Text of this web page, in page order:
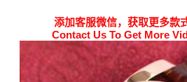
添加客服微信，获取更多款
Contact Us To Get More